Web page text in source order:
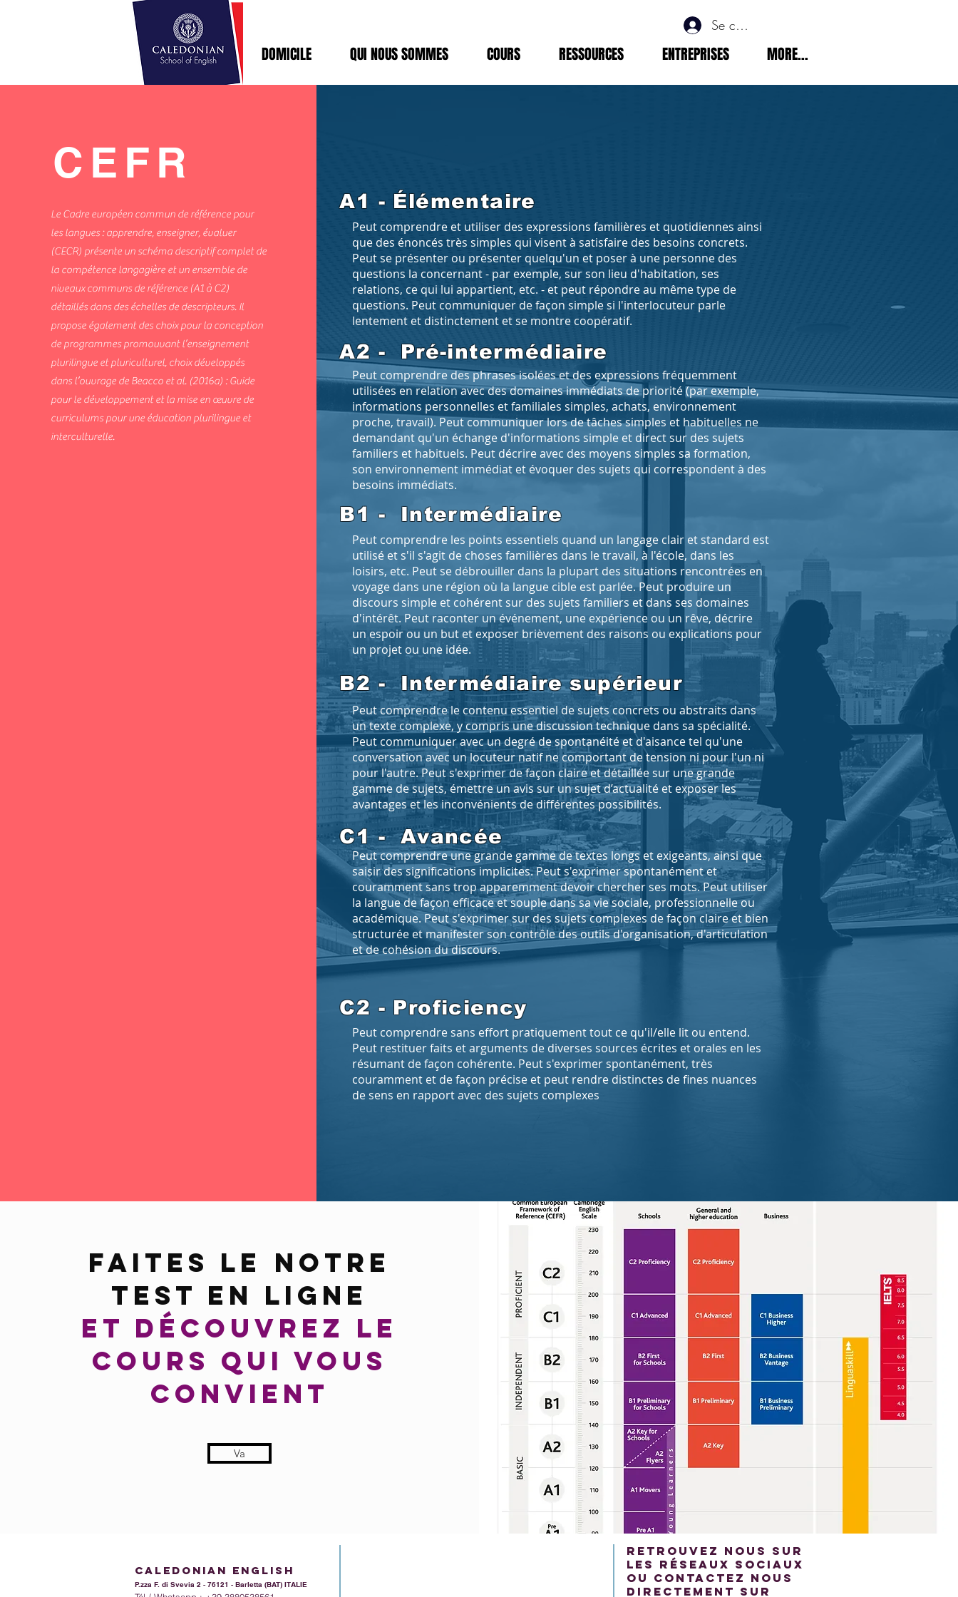
Se connecter
DOMICILE QUI NOUS SOMMES COURS RESSOURCES ENTREPRISES MORE...
CEFR
Le Cadre européen commun de référence pour
les langues : apprendre, enseigner, évaluer
(CECR) présente un schéma descriptif complet de
la compétence langagière et un ensemble de
niveaux communs de référence (A1 à C2)
détaillés dans des échelles de descripteurs. Il
propose également des choix pour la conception
de programmes promouvant l’enseignement
plurilingue et pluriculturel, choix développés
dans l’ouvrage de Beacco et al. (2016a) : Guide
pour le développement et la mise en œuvre de
curriculums pour une éducation plurilingue et
interculturelle.
A1 - Élémentaire
Peut comprendre et utiliser des expressions familières et quotidiennes ainsi
que des énoncés très simples qui visent à satisfaire des besoins concrets.
Peut se présenter ou présenter quelqu'un et poser à une personne des
questions la concernant - par exemple, sur son lieu d'habitation, ses
relations, ce qui lui appartient, etc. - et peut répondre au même type de
questions. Peut communiquer de façon simple si l'interlocuteur parle
lentement et distinctement et se montre coopératif.
A2 - Pré-intermédiaire
Peut comprendre des phrases isolées et des expressions fréquemment
utilisées en relation avec des domaines immédiats de priorité (par exemple,
informations personnelles et familiales simples, achats, environnement
proche, travail). Peut communiquer lors de tâches simples et habituelles ne
demandant qu'un échange d'informations simple et direct sur des sujets
familiers et habituels. Peut décrire avec des moyens simples sa formation,
son environnement immédiat et évoquer des sujets qui correspondent à des
besoins immédiats.
B1 - Intermédiaire
Peut comprendre les points essentiels quand un langage clair et standard est
utilisé et s'il s'agit de choses familières dans le travail, à l'école, dans les
loisirs, etc. Peut se débrouiller dans la plupart des situations rencontrées en
voyage dans une région où la langue cible est parlée. Peut produire un
discours simple et cohérent sur des sujets familiers et dans ses domaines
d'intérêt. Peut raconter un événement, une expérience ou un rêve, décrire
un espoir ou un but et exposer brièvement des raisons ou explications pour
un projet ou une idée.
B2 - Intermédiaire supérieur
Peut comprendre le contenu essentiel de sujets concrets ou abstraits dans
un texte complexe, y compris une discussion technique dans sa spécialité.
Peut communiquer avec un degré de spontanéité et d'aisance tel qu'une
conversation avec un locuteur natif ne comportant de tension ni pour l'un ni
pour l'autre. Peut s'exprimer de façon claire et détaillée sur une grande
gamme de sujets, émettre un avis sur un sujet d’actualité et exposer les
avantages et les inconvénients de différentes possibilités.
C1 - Avancée
Peut comprendre une grande gamme de textes longs et exigeants, ainsi que
saisir des significations implicites. Peut s'exprimer spontanément et
couramment sans trop apparemment devoir chercher ses mots. Peut utiliser
la langue de façon efficace et souple dans sa vie sociale, professionnelle ou
académique. Peut s'exprimer sur des sujets complexes de façon claire et bien
structurée et manifester son contrôle des outils d'organisation, d'articulation
et de cohésion du discours.
C2 - Proficiency
Peut comprendre sans effort pratiquement tout ce qu'il/elle lit ou entend.
Peut restituer faits et arguments de diverses sources écrites et orales en les
résumant de façon cohérente. Peut s'exprimer spontanément, très
couramment et de façon précise et peut rendre distinctes de fines nuances
de sens en rapport avec des sujets complexes
FAITES LE
NOTRE
TEST EN LIGNE
ET DÉCOUVREZ LE
COURS QUI VOUS
CONVIENT
Va
calEdoniAn ENGLISH
P.zza F. di Svevia 2 - 76121 - Barletta (BAT) ITALIE
retrouvez nous sur
les réseaux sociaux
ou contactez nous
directement sur